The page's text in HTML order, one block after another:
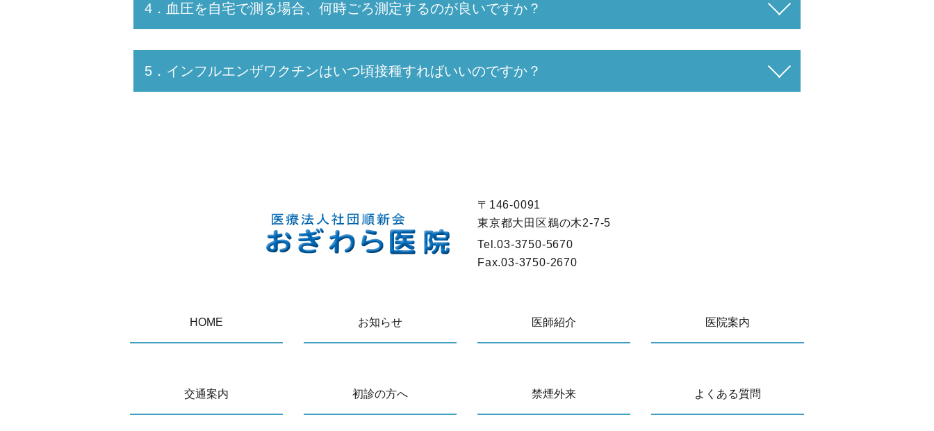
4．血圧を自宅で測る場合、何時ごろ測定するのが良いですか？
5．インフルエンザワクチンはいつ頃接種すればいいのですか？
〒146-0091
東京都大田区鵜の木2-7-5
Tel.03-3750-5670
Fax.03-3750-2670
HOME お知らせ 医師紹介 医院案内
交通案内 初診の方へ 禁煙外来 よくある質問